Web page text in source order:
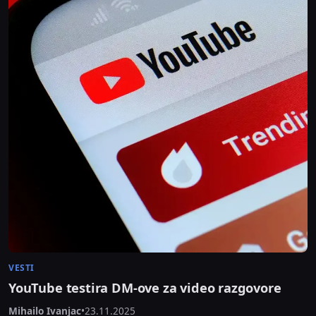
VESTI
YouTube testira DM-ove za video razgovore
Mihailo Ivanjac•23.11.2025